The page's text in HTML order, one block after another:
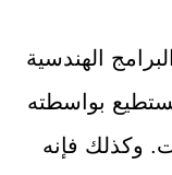
الهندسية
بواسطته
وكذلك فإنه